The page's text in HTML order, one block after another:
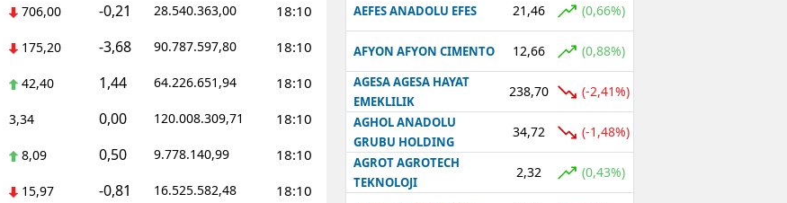
706,00 -0,21 28.540.363,00 18:10
175,20 -3,68 90.787.597,80 18:10
42,40 1,44 64.226.651,94 18:10
3,34 0,00 120.008.309,71 18:10
8,09 0,50 9.778.140,99 18:10
15,97 -0,81 16.525.582,48 18:10
AEFES ANADOLU EFES 21,46 (0,66%)
AFYON AFYON CIMENTO 12,66 (0,88%)
AGESA AGESA HAYAT
EMEKLILIK
238,70 (-2,41%)
AGHOL ANADOLU
GRUBU HOLDING
34,72 (-1,48%)
AGROT AGROTECH
TEKNOLOJI
2,32 (0,43%)